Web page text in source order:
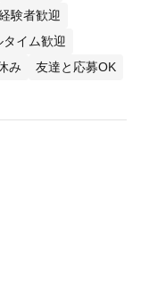
験者歓迎
タイム歓迎
み
友達と応募OK